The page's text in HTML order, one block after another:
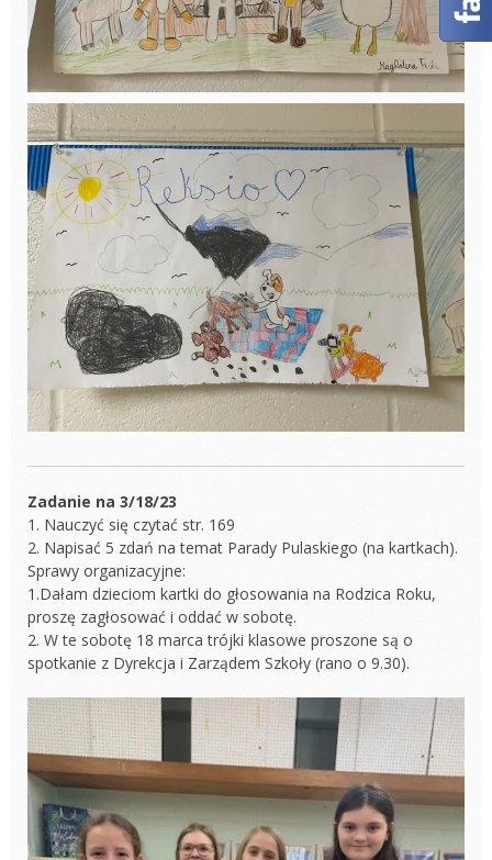
Zadanie na 3/18/23
1. Nauczyć się czytać str. 169
2. Napisać 5 zdań na temat Parady Pulaskiego (na kartkach).
Sprawy organizacyjne:
1.Dałam dzieciom kartki do głosowania na Rodzica Roku,
proszę zagłosować i oddać w sobotę.
2. W te sobotę 18 marca trójki klasowe proszone są o
spotkanie z Dyrekcja i Zarządem Szkoły (rano o 9.30).